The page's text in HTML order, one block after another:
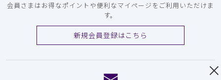
会員さまはお得なポイントや便利なマイページをご利用いただけま
す。
新規会員登録はこちら